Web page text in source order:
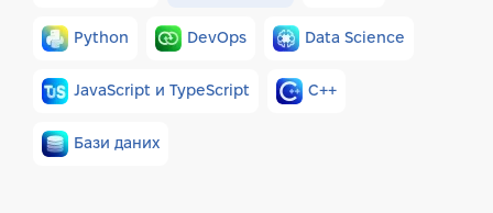
Python DevOps Data Science
JavaScript и TypeScript C++
Бази даних